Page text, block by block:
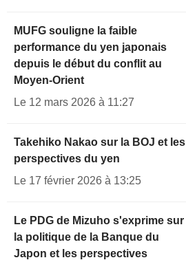
MUFG souligne la faible
performance du yen japonais
depuis le début du conflit au
Moyen-Orient
Le 12 mars 2026 à 11:27
Takehiko Nakao sur la BOJ et les
perspectives du yen
Le 17 février 2026 à 13:25
Le PDG de Mizuho s'exprime sur
la politique de la Banque du
Japon et les perspectives